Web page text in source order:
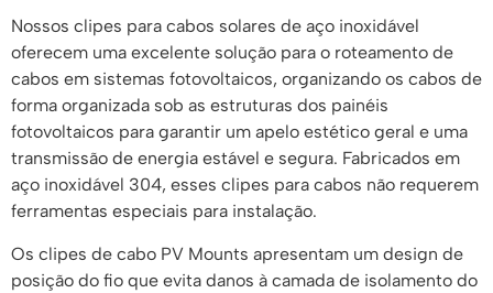
Nossos clipes para cabos solares de aço inoxidável
oferecem uma excelente solução para o roteamento de
cabos em sistemas fotovoltaicos, organizando os cabos de
forma organizada sob as estruturas dos painéis
fotovoltaicos para garantir um apelo estético geral e uma
transmissão de energia estável e segura. Fabricados em
aço inoxidável 304, esses clipes para cabos não requerem
ferramentas especiais para instalação.
Os clipes de cabo PV Mounts apresentam um design de
posição do fio que evita danos à camada de isolamento do